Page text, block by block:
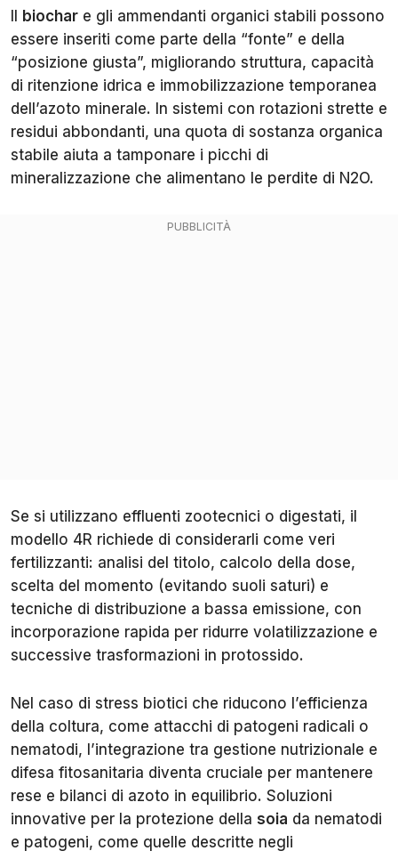
Il biochar e gli ammendanti organici stabili possono
essere inseriti come parte della “fonte” e della
“posizione giusta”, migliorando struttura, capacità
di ritenzione idrica e immobilizzazione temporanea
dell’azoto minerale. In sistemi con rotazioni strette e
residui abbondanti, una quota di sostanza organica
stabile aiuta a tamponare i picchi di
mineralizzazione che alimentano le perdite di N2O.
Se si utilizzano effluenti zootecnici o digestati, il
modello 4R richiede di considerarli come veri
fertilizzanti: analisi del titolo, calcolo della dose,
scelta del momento (evitando suoli saturi) e
tecniche di distribuzione a bassa emissione, con
incorporazione rapida per ridurre volatilizzazione e
successive trasformazioni in protossido.
Nel caso di stress biotici che riducono l’efficienza
della coltura, come attacchi di patogeni radicali o
nematodi, l’integrazione tra gestione nutrizionale e
difesa fitosanitaria diventa cruciale per mantenere
rese e bilanci di azoto in equilibrio. Soluzioni
innovative per la protezione della soia da nematodi
e patogeni, come quelle descritte negli